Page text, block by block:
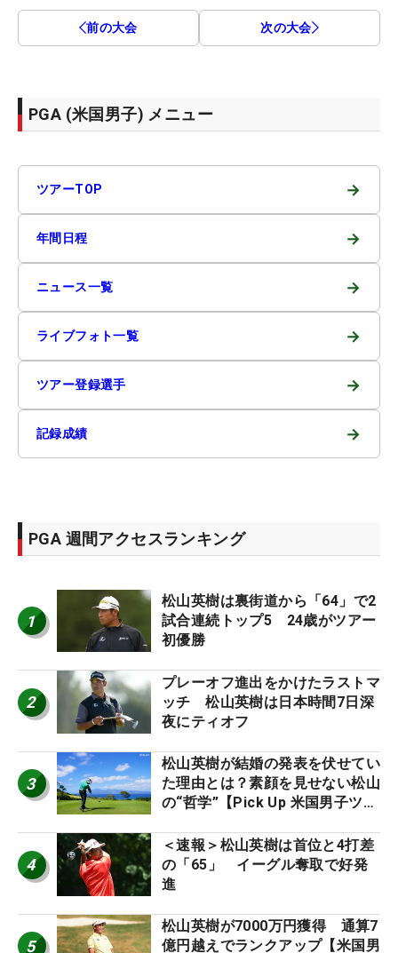
前の大会 次の大会
PGA (米国男子) メニュー
ツアーTOP →
年間日程 →
ニュース一覧 →
ライブフォト一覧 →
ツアー登録選手 →
記録成績 →
PGA 週間アクセスランキング
1
松山英樹は裏街道から「64」で2
試合連続トップ5 24歳がツアー
初優勝
2
プレーオフ進出をかけたラストマ
ッチ 松山英樹は日本時間7日深
夜にティオフ
3
松山英樹が結婚の発表を伏せてい
た理由とは？素顔を見せない松山
の“哲学”【Pick Up 米国男子ツア
4
＜速報＞松山英樹は首位と4打差
の「65」 イーグル奪取で好発
進
5
松山英樹が7000万円獲得 通算7
億円越えでランクアップ【米国男